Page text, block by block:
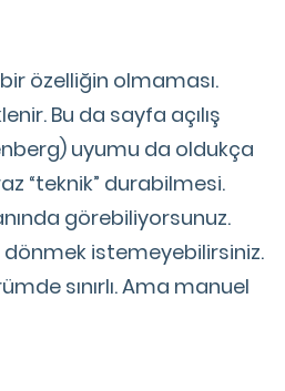
özelliğin olmaması.
Bu da sayfa açılış
uyumu da oldukça
“teknik” durabilmesi.
görebiliyorsunuz.
istemeyebilirsiniz.
sınırlı. Ama manuel